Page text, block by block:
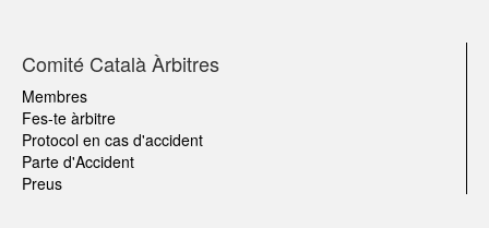
Comité Català Àrbitres
Membres
Fes-te àrbitre
Protocol en cas d'accident
Parte d'Accident
Preus